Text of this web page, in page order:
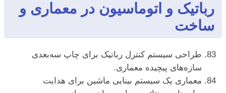
رباتیک و اتوماسیون در معماری و
ساخت
طراحی سیستم کنترل رباتیک برای چاپ سه‌بعدی
سازه‌های پیچیده معماری.
معماری یک سیستم بینایی ماشین برای هدایت